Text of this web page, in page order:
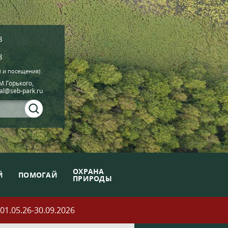
и посещения)
park.ru
ПОМОГАЙ ОХРАНА
ПРИРОДЫ
30.09.2026